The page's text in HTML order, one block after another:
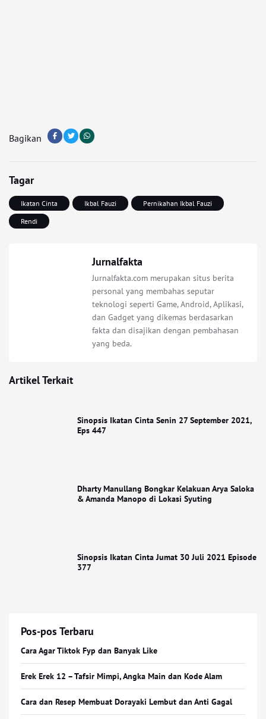
Bagikan
Tagar
Ikatan Cinta Ikbal Fauzi
Pernikahan Ikbal Fauzi
Rendi
Jurnalfakta
Jurnalfakta.com merupakan situs berita
personal yang membahas seputar
teknologi seperti Game, Android, Aplikasi,
dan Gadget yang dikemas berdasarkan
fakta dan disajikan dengan pembahasan
yang beda.
Artikel Terkait
Sinopsis Ikatan Cinta Senin 27 September 2021,
Eps 447
Dharty Manullang Bongkar Kelakuan Arya Saloka
& Amanda Manopo di Lokasi Syuting
Sinopsis Ikatan Cinta Jumat 30 Juli 2021 Episode
377
Pos-pos Terbaru
Cara Agar Tiktok Fyp dan Banyak Like
Erek Erek 12 – Tafsir Mimpi, Angka Main dan Kode Alam
Cara dan Resep Membuat Dorayaki Lembut dan Anti Gagal